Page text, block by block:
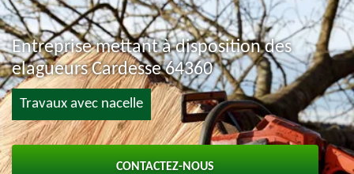
Entreprise mettant à disposition des
elagueurs Cardesse 64360
Travaux avec nacelle
CONTACTEZ-NOUS